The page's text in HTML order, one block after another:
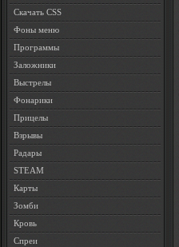
Скачать CSS
Фоны меню
Программы
Заложники
Выстрелы
Фонарики
Прицелы
Взрывы
Радары
STEAM
Карты
Зомби
Кровь
Спреи